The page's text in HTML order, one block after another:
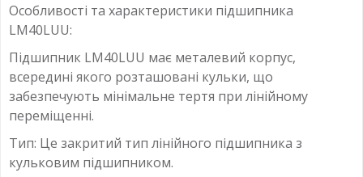
Особливості та характеристики підшипника
LM40LUU:
Підшипник LM40LUU має металевий корпус,
всередині якого розташовані кульки, що
забезпечують мінімальне тертя при лінійному
переміщенні.
Тип: Це закритий тип лінійного підшипника з
кульковим підшипником.